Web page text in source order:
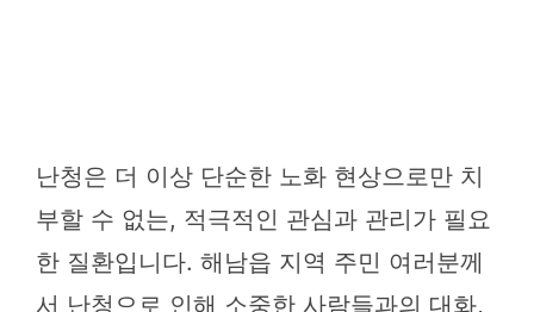
난청은 더 이상 단순한 노화 현상으로만 치
부할 수 없는, 적극적인 관심과 관리가 필요
한 질환입니다. 해남읍 지역 주민 여러분께
서 난청으로 인해 소중한 사람들과의 대화,